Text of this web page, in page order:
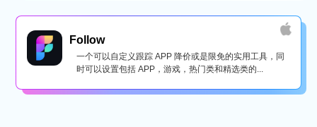
Follow
一个可以自定义跟踪 APP 降价或是限免的实用工具，同
时可以设置包括 APP，游戏，热门类和精选类的...